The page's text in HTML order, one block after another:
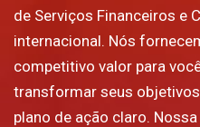
de Serviços Financeiros e
internacional. Nós
competitivo valor para
transformar seus
plano de ação claro.